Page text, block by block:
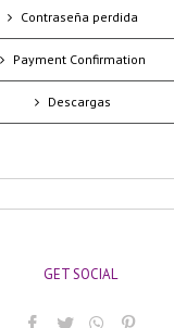
Contraseña perdida
Payment Confirmation
Descargas
GET SOCIAL